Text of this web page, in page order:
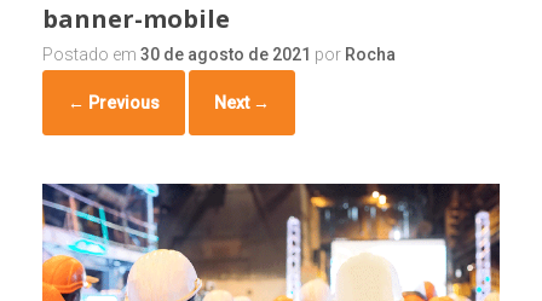
banner-mobile
Postado em 30 de agosto de 2021 por Rocha
← Previous Next →